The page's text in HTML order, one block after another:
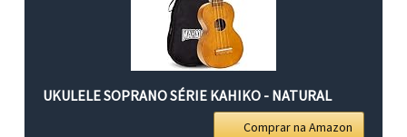
UKULELE SOPRANO SÉRIE KAHIKO - NATURAL
Comprar na Amazon